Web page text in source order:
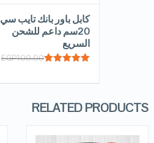
كابل باور بانك تايب سي
20سم داعم للشحن
السريع
EGP100.00
RELATED PRODUCTS